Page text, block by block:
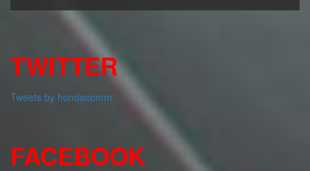
TWITTER
Tweets by hondacomm
FACEBOOK